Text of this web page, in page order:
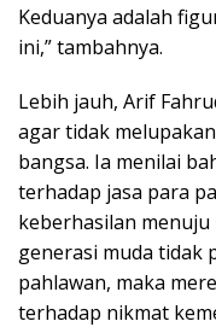
Keduanya adalah
ini,” tambahnya.
Lebih jauh, Arif
agar tidak
bangsa. Ia menilai
terhadap jasa para
keberhasilan menuju
generasi muda tidak
pahlawan, maka
terhadap nikmat